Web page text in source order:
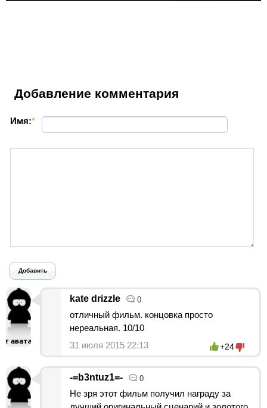
Добавление комментария
Имя:*
Добавить
kate drizzle 0
отличный фильм. концовка просто
нереальная. 10/10
31 июля 2015 22:13
+24
-=b3ntuz1=- 0
Не зря этот фильм получил награду за